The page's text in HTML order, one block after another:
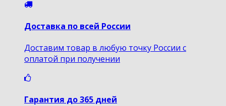
Доставка по всей России
Доставим товар в любую точку России с
оплатой при получении
Гарантия до 365 дней